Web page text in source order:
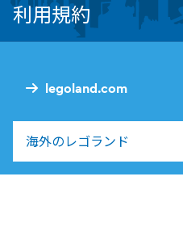
legoland.com
海外のレゴランド
利用規約